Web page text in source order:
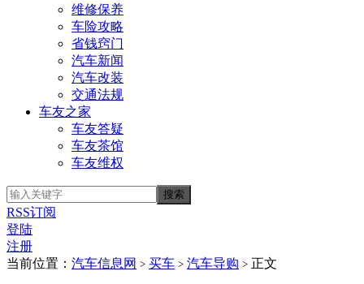
维修保养
车险攻略
省钱窍门
汽车新闻
汽车改装
交通法规
车友之家
车友答疑
车友茶馆
车友维权
RSS订阅
登陆
注册
当前位置： 汽车信息网 > 买车 > 汽车导购 > 正文